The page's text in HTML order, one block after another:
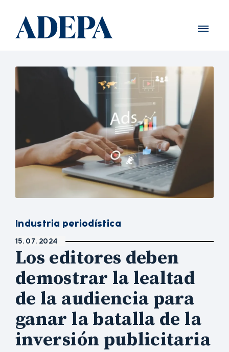
Industria periodística
15. 07. 2024
Los editores deben
demostrar la lealtad
de la audiencia para
ganar la batalla de la
inversión publicitaria